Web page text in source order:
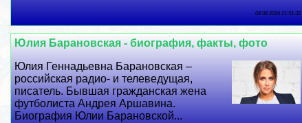
04 08 2026 21:51:32
Юлия Бapaновская - биография, факты, фото
Юлия Геннадьевна Бapaновская –
российская радио- и телеведущая,
писатель. Бывшая гражданская жена
футболиста Андрея Аршавина.
Биография Юлии Бapaновской...